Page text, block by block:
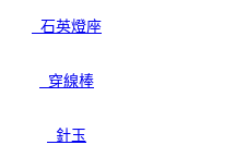
石英燈座
穿線棒
針玉